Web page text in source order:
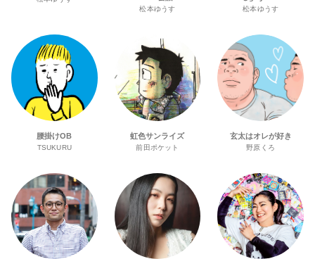
松本ゆうす 松本ゆうす
腰掛けOB
TSUKURU
虹色サンライズ
前田ポケット
玄太はオレが好き
野原くろ